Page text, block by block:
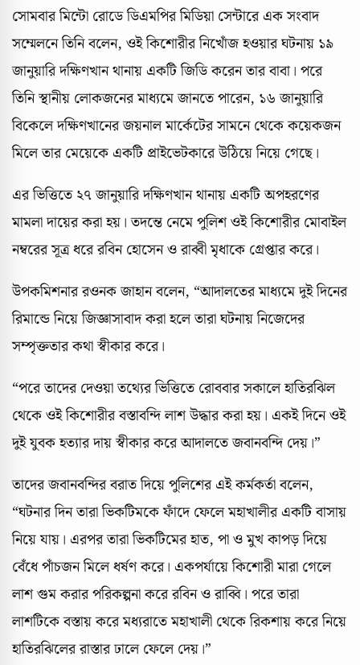
সোমবার মিন্টো রোডে ডিএমপির মিডিয়া সেন্টারে এক সংবাদ
সম্মেলনে তিনি বলেন, ওই কিশোরীর নিখোঁজ হওয়ার ঘটনায় ১৯
জানুয়ারি দক্ষিণখান থানায় একটি জিডি করেন তার বাবা। পরে
তিনি স্থানীয় লোকজনের মাধ্যমে জানতে পারেন, ১৬ জানুয়ারি
বিকেলে দক্ষিণখানের জয়নাল মার্কেটের সামনে থেকে কয়েকজন
মিলে তার মেয়েকে একটি প্রাইভেটকারে উঠিয়ে নিয়ে গেছে।
এর ভিত্তিতে ২৭ জানুয়ারি দক্ষিণখান থানায় একটি অপহরণের
মামলা দায়ের করা হয়। তদন্তে নেমে পুলিশ ওই কিশোরীর মোবাইল
নম্বরের সূত্র ধরে রবিন হোসেন ও রাব্বী মৃধাকে গ্রেপ্তার করে।
উপকমিশনার রওনক জাহান বলেন, “আদালতের মাধ্যমে দুই দিনের
রিমান্ডে নিয়ে জিজ্ঞাসাবাদ করা হলে তারা ঘটনায় নিজেদের
সম্পৃক্ততার কথা স্বীকার করে।
“পরে তাদের দেওয়া তথ্যের ভিত্তিতে রোববার সকালে হাতিরঝিল
থেকে ওই কিশোরীর বস্তাবন্দি লাশ উদ্ধার করা হয়। একই দিনে ওই
দুই যুবক হত্যার দায় স্বীকার করে আদালতে জবানবন্দি দেয়।”
তাদের জবানবন্দির বরাত দিয়ে পুলিশের এই কর্মকর্তা বলেন,
“ঘটনার দিন তারা ভিকটিমকে ফাঁদে ফেলে মহাখালীর একটি বাসায়
নিয়ে যায়। এরপর তারা ভিকটিমের হাত, পা ও মুখ কাপড় দিয়ে
বেঁধে পাঁচজন মিলে ধর্ষণ করে। একপর্যায়ে কিশোরী মারা গেলে
লাশ গুম করার পরিকল্পনা করে রবিন ও রাব্বি। পরে তারা
লাশটিকে বস্তায় করে মধ্যরাতে মহাখালী থেকে রিকশায় করে নিয়ে
হাতিরঝিলের রাস্তার ঢালে ফেলে দেয়।”